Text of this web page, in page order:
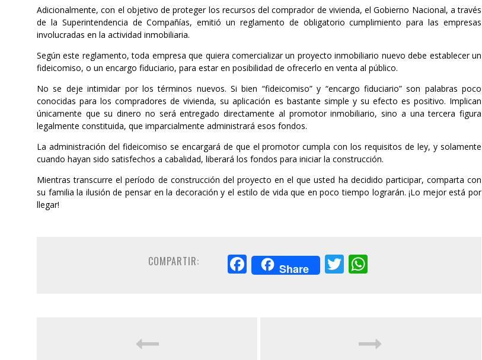
Adicionalmente, con el objetivo de proteger los recursos del comprador de vivienda, el Gobierno Nacional, a través
de la Superintendencia de Compañías, emitió un reglamento de obligatorio cumplimiento para las empresas
involucradas en la actividad inmobiliaria.
Según este reglamento, toda empresa que quiera comercializar un proyecto inmobiliario nuevo debe establecer un
fideicomiso, o un encargo fiduciario, para estar en posibilidad de ofrecerlo en venta al público.
No se deje intimidar por los términos nuevos. Si bien “fideicomiso” y “encargo fiduciario” son palabras poco
conocidas para los compradores de vivienda, su aplicación es bastante simple y su efecto es positivo. Implican
únicamente que su dinero no será entregado directamente al promotor inmobiliario, sino a una tercera figura
legalmente constituida, que imparcialmente administrará esos fondos.
La administración del fideicomiso se encargará de que el promotor cumpla con los requisitos de ley, y solamente
cuando hayan sido satisfechos a cabalidad, liberará los fondos para iniciar la construcción.
Mientras transcurre el período de construcción del proyecto en el que usted ha decidido participar, comparta con
su familia la ilusión de pensar en la decoración y el estilo de vida que en poco tiempo lograrán. ¡Lo mejor está por
llegar!
COMPARTIR: Facebook
Share Twitter